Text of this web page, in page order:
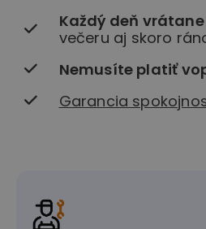
Každý deň
večeru aj skoro
Nemusíte platiť
Garancia